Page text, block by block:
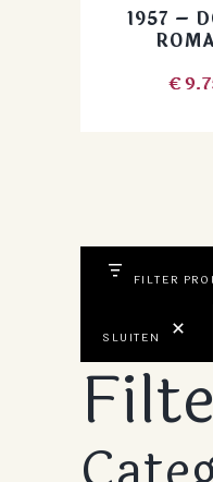
1957 –
€
FILTER
SLUITEN